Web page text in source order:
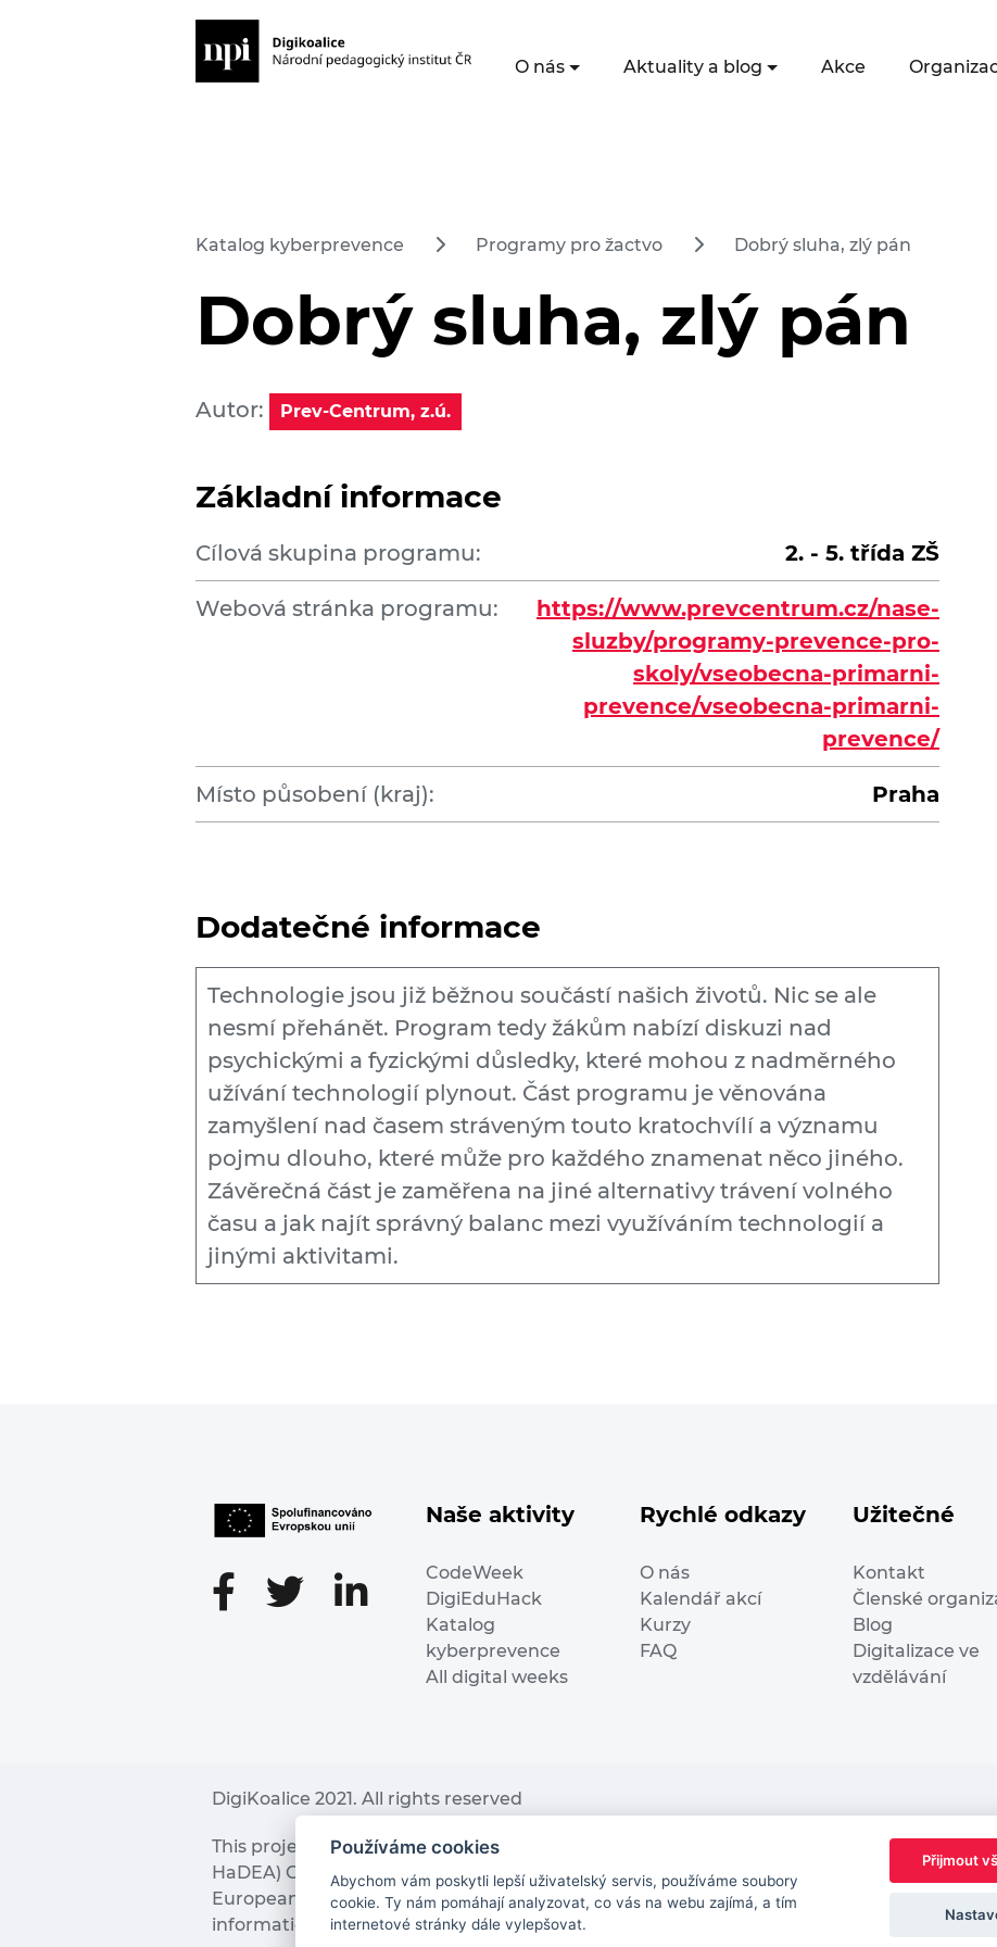
O nás Aktuality a blog Akce
Katalog kyberprevence Programy pro žactvo Dobrý sluha, zlý pán
Dobrý sluha, zlý pán
Autor: Prev-Centrum, z.ú.
Základní informace
Cílová skupina programu: 2. - 5. třída ZŠ
Webová stránka programu:
https://www.prevcentrum.cz/nase-
sluzby/programy-prevence-pro-
skoly/vseobecna-primarni-
prevence/vseobecna-primarni-
prevence/
Místo působení (kraj): Praha
Dodatečné informace
Technologie jsou již běžnou součástí našich životů. Nic se ale
nesmí přehánět. Program tedy žákům nabízí diskuzi nad
psychickými a fyzickými důsledky, které mohou z nadměrného
užívání technologií plynout. Část programu je věnována
zamyšlení nad časem stráveným touto kratochvílí a významu
pojmu dlouho, které může pro každého znamenat něco jiného.
Závěrečná část je zaměřena na jiné alternativy trávení volného
času a jak najít správný balanc mezi využíváním technologií a
jinými aktivitami.
Naše aktivity
CodeWeek
DigiEduHack
Katalog
kyberprevence
All digital weeks
Rychlé odkazy
O nás
Kalendář akcí
Kurzy
FAQ
Užitečné
Kontakt
Členské
Blog
Digitalizace ve
vzdělávání
DigiKoalice 2021. All rights reserved
This project has received funding from the European Commission Innovation and
HaDEA) CEF TELECOM Calls 2019. This website reflects only the author’s view. It does
European Commission and the European Commission is not responsible for any use
information it contains.
Používáme cookies
Abychom vám poskytli lepší uživatelský servis, používáme soubory
cookie. Ty nám pomáhají analyzovat, co vás na webu zajímá, a tím
internetové stránky dále vylepšovat.
Přijmout